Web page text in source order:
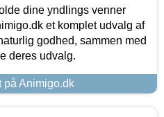
dine yndlings venner
et komplet udvalg af
godhed, sammen med
deres udvalg.
på Animigo.dk